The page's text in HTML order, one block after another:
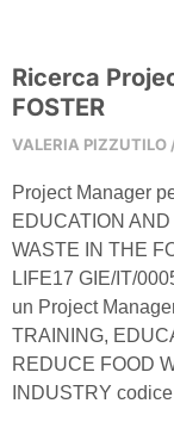
Ricerca
FOSTER
VALERIA PIZZUTILO
Project Manager
EDUCATION
WASTE IN THE
LIFE17 GIE/IT/
un Project
TRAINING,
REDUCE FOOD
INDUSTRY